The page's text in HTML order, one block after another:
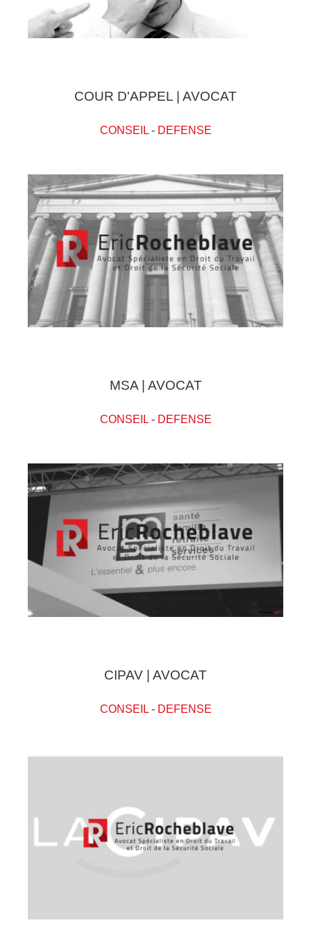
COUR D'APPEL | AVOCAT
CONSEIL- DEFENSE
MSA | AVOCAT
CONSEIL- DEFENSE
CIPAV | AVOCAT
CONSEIL- DEFENSE